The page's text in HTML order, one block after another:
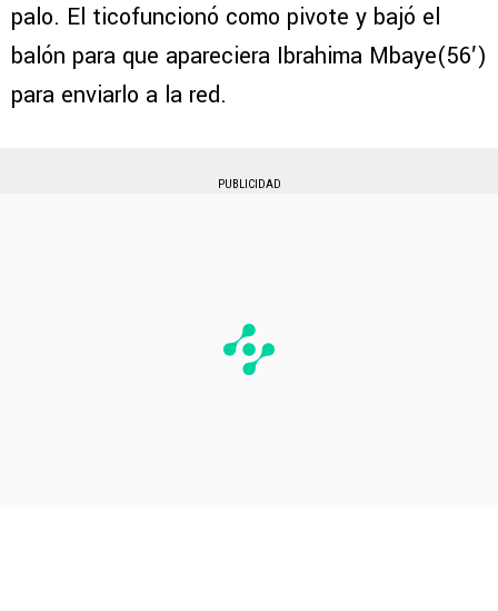
palo. El ticofuncionó como pivote y bajó el
balón para que apareciera Ibrahima Mbaye(56′)
para enviarlo a la red.
PUBLICIDAD